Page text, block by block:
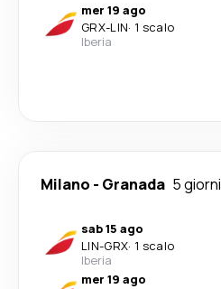
mer 19 ago
GRX-LIN· 1 scalo
Iberia
Milano - Granada 5 giorni
sab 15 ago
LIN-GRX· 1 scalo
Iberia
mer 19 ago